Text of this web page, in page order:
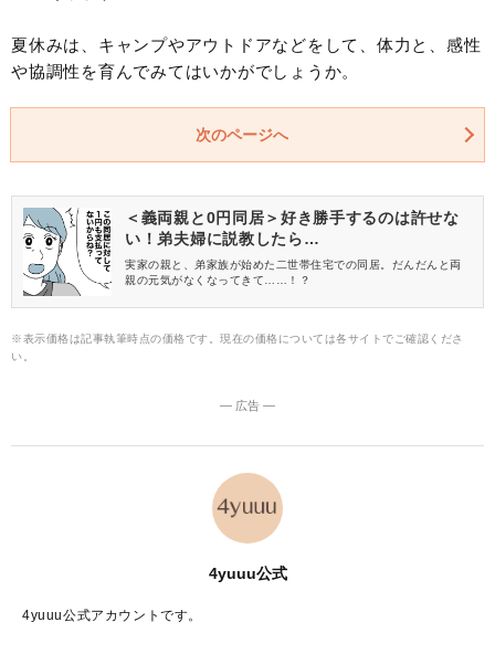
夏休みは、キャンプやアウトドアなどをして、体力と、感性
や協調性を育んでみてはいかがでしょうか。
次のページへ
＜義両親と0円同居＞好き勝手するのは許せな
い！弟夫婦に説教したら…
実家の親と、弟家族が始めた二世帯住宅での同居。だんだんと両
親の元気がなくなってきて……！？
※表示価格は記事執筆時点の価格です。現在の価格については各サイトでご確認くださ
い。
― 広告 ―
4yuuu公式
4yuuu公式アカウントです。